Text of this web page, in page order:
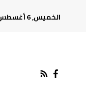
الخميس, 6 أغسطس 2026